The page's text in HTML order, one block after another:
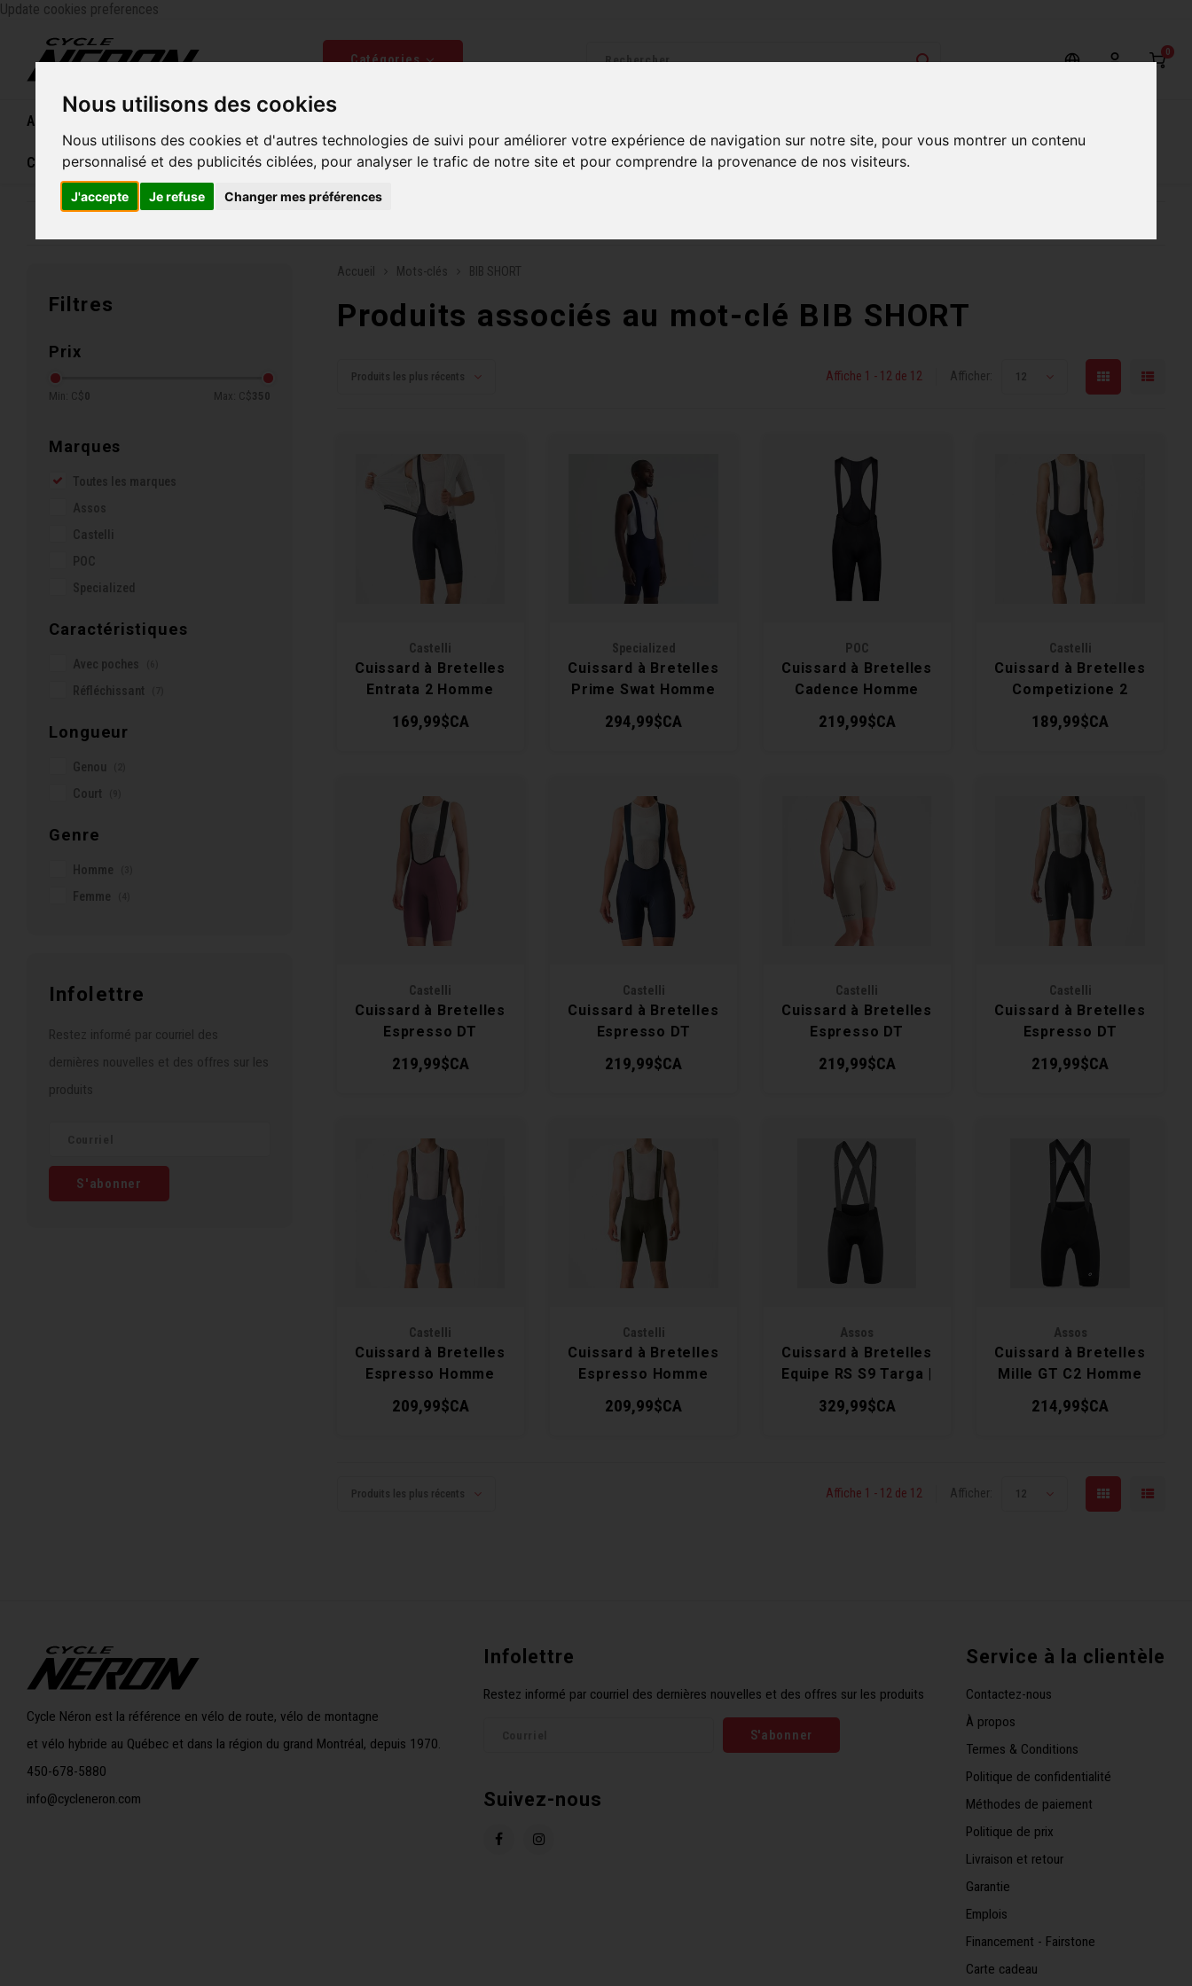
Nous utilisons des cookies
Nous utilisons des cookies et d'autres technologies de suivi pour améliorer votre expérience de navigation sur notre site, pour vous montrer un contenu
personnalisé et des publicités ciblées, pour analyser le trafic de notre site et pour comprendre la provenance de nos visiteurs.
J'accepte Je refuse Changer mes préférences
Update cookies preferences
Catégories 0
Accueil
Carte cadeau
Filtres
Prix
Min: C$ 0 Max: C$ 350
Marques
Toutes les marques
Assos
Castelli
POC
Specialized
Caractéristiques
Avec poches
Réfléchissant
Longueur
Genou
Court
Genre
Homme
Femme
Infolettre
Restez informé par courriel des
dernières nouvelles et des offres sur les
produits
S'abonner
Accueil Mots-clés BIB SHORT
Produits associés au mot-clé BIB SHORT
Produits les plus récents Affiche 1 - 12 de 12 Afficher: 12
Castelli
Cuissard à Bretelles
Entrata 2 Homme
169,99$CA
Specialized
Cuissard à Bretelles
Prime Swat Homme
294,99$CA
POC
Cuissard à Bretelles
Cadence Homme
219,99$CA
Castelli
Cuissard à Bretelles
Competizione 2
Homme
189,99$CA
Castelli
Cuissard à Bretelles
Espresso DT
Femme
219,99$CA
Castelli
Cuissard à Bretelles
Espresso DT
Femme
219,99$CA
Castelli
Cuissard à Bretelles
Espresso DT
Femme
219,99$CA
Castelli
Cuissard à Bretelles
Espresso DT
Femme
219,99$CA
Castelli
Cuissard à Bretelles
Espresso Homme
209,99$CA
Castelli
Cuissard à Bretelles
Espresso Homme
209,99$CA
Assos
Cuissard à Bretelles
Equipe RS S9 Targa |
Homme
329,99$CA
Assos
Cuissard à Bretelles
Mille GT C2 Homme
214,99$CA
Produits les plus récents Affiche 1 - 12 de 12 Afficher: 12
Cycle Néron est la référence en vélo de route, vélo de montagne
et vélo hybride au Québec et dans la région du grand Montréal, depuis 1970.
450-678-5880
info@cycleneron.com
Infolettre
Restez informé par courriel des dernières nouvelles et des offres sur les produits
S'abonner
Suivez-nous
Service à la clientèle
Contactez-nous
À propos
Termes & Conditions
Politique de confidentialité
Méthodes de paiement
Politique de prix
Livraison et retour
Garantie
Emplois
Financement - Fairstone
Carte cadeau